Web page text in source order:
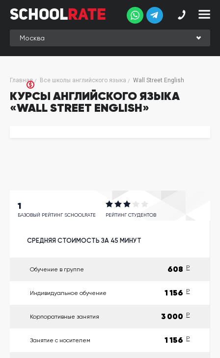
School
Rate
Рейтинг
Online-
рейтинг
Отзывы
студентов
Выбрать
Ваш
город:
другой
школы
SchoolRate
Главная Все школы английского языка Wall Street English
КУРСЫ АНГЛИЙСКОГО ЯЗЫКА
«WALL STREET ENGLISH»
1
БАЗОВЫЙ РЕЙТИНГ SCHOOLRATE РЕЙТИНГ СТУДЕНТОВ
СРЕДНЯЯ СТОИМОСТЬ ЗА 45 МИНУТ
Обучение в группе 608 P
Индивидуальное обучение 1 156 P
Корпоративные занятия 3 000 P
Занятие с носителем 1 156 P